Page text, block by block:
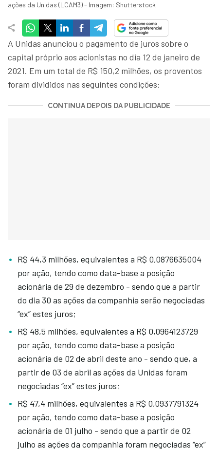
ações da Unidas (LCAM3) - Imagem: Shutterstock
A Unidas anunciou o pagamento de juros sobre o
capital próprio aos acionistas no dia 12 de janeiro de
2021. Em um total de R$ 150,2 milhões, os proventos
foram divididos nas seguintes condições:
CONTINUA DEPOIS DA PUBLICIDADE
R$ 44,3 milhões, equivalentes a R$ 0,0876635004
por ação, tendo como data-base a posição
acionária de 29 de dezembro - sendo que a partir
do dia 30 as ações da companhia serão negociadas
“ex” estes juros;
R$ 48,5 milhões, equivalentes a R$ 0,0964123729
por ação, tendo como data-base a posição
acionária de 02 de abril deste ano - sendo que, a
partir de 03 de abril as ações da Unidas foram
negociadas “ex” estes juros;
R$ 47,4 milhões, equivalentes a R$ 0,0937791324
por ação, tendo como data-base a posição
acionária de 01 julho - sendo que a partir de 02
julho as ações da companhia foram negociadas “ex”